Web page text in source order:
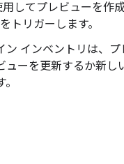
してプレビューを作
トリガーします。
ン インベントリは、
ーを更新するか新し